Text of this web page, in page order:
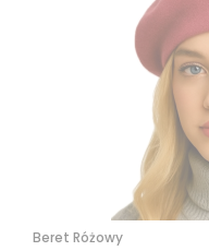
Beret Różowy